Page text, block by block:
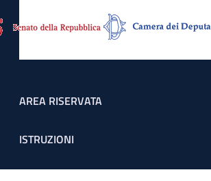
Footer menu
AREA RISERVATA
ISTRUZIONI